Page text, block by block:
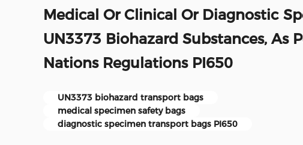
Medical Or Clinical Or Diagnostic
UN3373 Biohazard Substances, As
Nations Regulations PI650
UN3373 biohazard transport bags
medical specimen safety bags
diagnostic specimen transport bags PI650